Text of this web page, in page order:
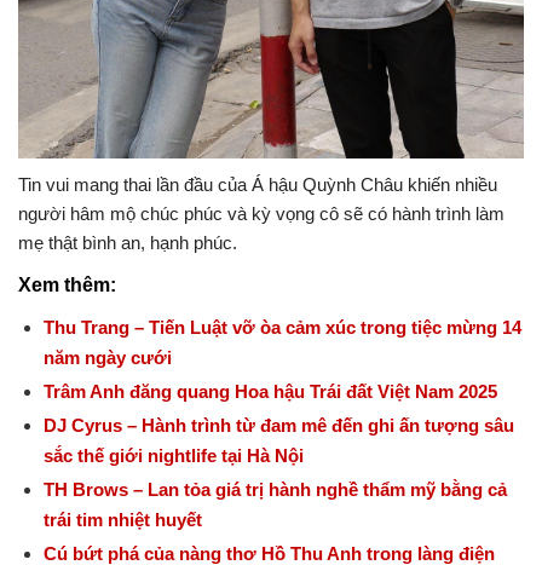
Tin vui mang thai lần đầu của Á hậu Quỳnh Châu khiến nhiều
người hâm mộ chúc phúc và kỳ vọng cô sẽ có hành trình làm
mẹ thật bình an, hạnh phúc.
Xem thêm:
Thu Trang – Tiến Luật vỡ òa cảm xúc trong tiệc mừng 14
năm ngày cưới
Trâm Anh đăng quang Hoa hậu Trái đất Việt Nam 2025
DJ Cyrus – Hành trình từ đam mê đến ghi ấn tượng sâu
sắc thế giới nightlife tại Hà Nội
TH Brows – Lan tỏa giá trị hành nghề thẩm mỹ bằng cả
trái tim nhiệt huyết
Cú bứt phá của nàng thơ Hồ Thu Anh trong làng điện